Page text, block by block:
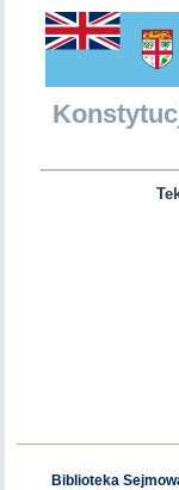
Biblioteka